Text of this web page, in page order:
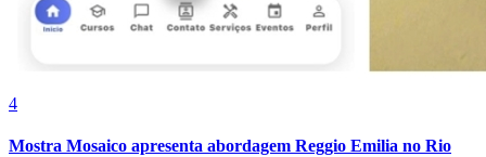
4
Mostra Mosaico apresenta abordagem Reggio Emilia no Rio